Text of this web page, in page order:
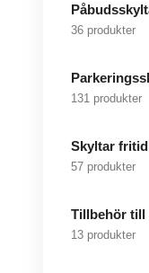
36 produkter
131 produkter
Skyltar fritid
57 produkter
Tillbehör till
13 produkter